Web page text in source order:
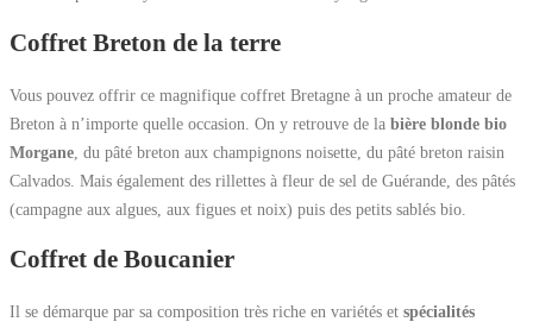
Coffret Breton de la terre
Vous pouvez offrir ce magnifique coffret Bretagne à un proche amateur de
Breton à n’importe quelle occasion. On y retrouve de la bière blonde bio
Morgane , du pâté breton aux champignons noisette, du pâté breton raisin
Calvados. Mais également des rillettes à fleur de sel de Guérande, des pâtés
(campagne aux algues, aux figues et noix) puis des petits sablés bio.
Coffret de Boucanier
Il se démarque par sa composition très riche en variétés et spécialités